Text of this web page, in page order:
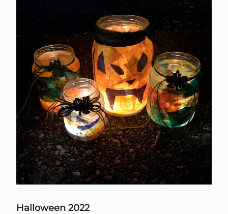
Halloween 2022